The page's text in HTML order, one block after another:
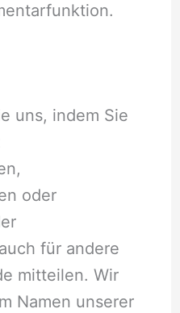
uns, indem Sie
oder
für andere
mitteilen. Wir
Namen unserer